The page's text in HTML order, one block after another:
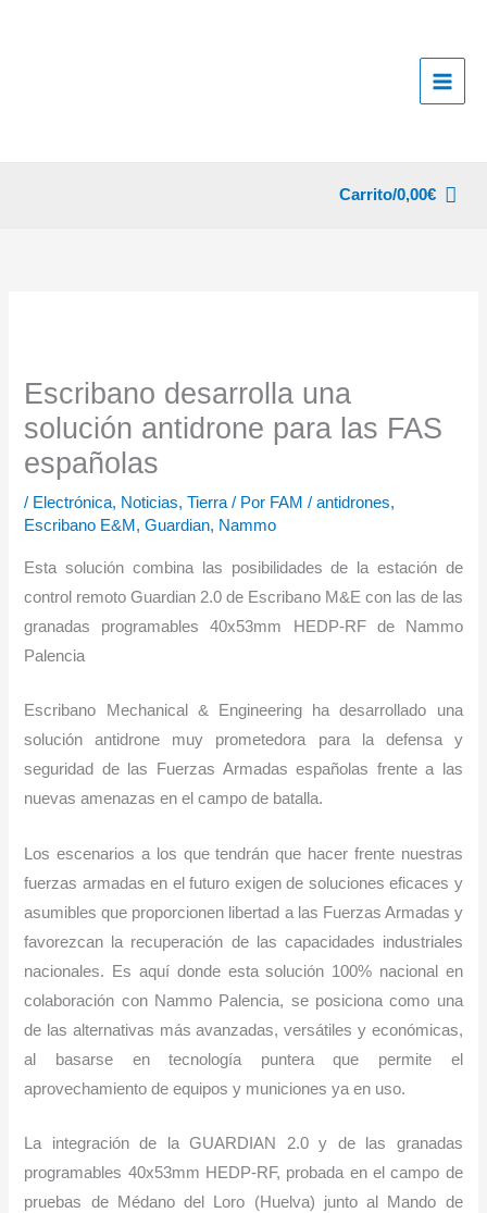
Carrito/0,00€
Escribano desarrolla una
solución antidrone para las FAS
españolas
/ Electrónica, Noticias,Tierra/ Por FAM/antidrones,
Escribano E&M ,Guardian, Nammo
Esta solución combina las posibilidades de la estación de
control remoto Guardian 2.0 de Escribano M&E con las de las
granadas programables 40x53mm HEDP-RF de Nammo
Palencia
Escribano Mechanical & Engineering ha desarrollado una
solución antidrone muy prometedora para la defensa y
seguridad de las Fuerzas Armadas españolas frente a las
nuevas amenazas en el campo de batalla.
Los escenarios a los que tendrán que hacer frente nuestras
fuerzas armadas en el futuro exigen de soluciones eficaces y
asumibles que proporcionen libertad a las Fuerzas Armadas y
favorezcan la recuperación de las capacidades industriales
nacionales. Es aquí donde esta solución 100% nacional en
colaboración con Nammo Palencia, se posiciona como una
de las alternativas más avanzadas, versátiles y económicas,
al basarse en tecnología puntera que permite el
aprovechamiento de equipos y municiones ya en uso.
La integración de la GUARDIAN 2.0 y de las granadas
programables 40x53mm HEDP-RF, probada en el campo de
pruebas de Médano del Loro (Huelva) junto al Mando de